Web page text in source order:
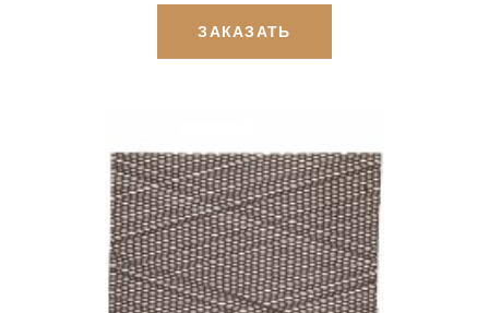
ЗАКАЗАТЬ